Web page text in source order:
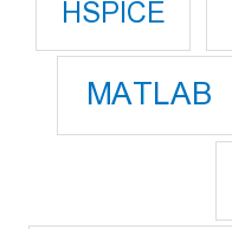
HSPICE
MATLAB